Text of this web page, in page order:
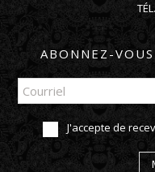
ABONNEZ-
J'accepte de